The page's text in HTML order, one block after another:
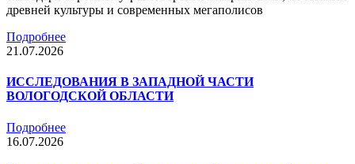
древней культуры и современных мегаполисов
Подробнее
21.07.2026
ИССЛЕДОВАНИЯ В ЗАПАДНОЙ ЧАСТИ
ВОЛОГОДСКОЙ ОБЛАСТИ
Подробнее
16.07.2026